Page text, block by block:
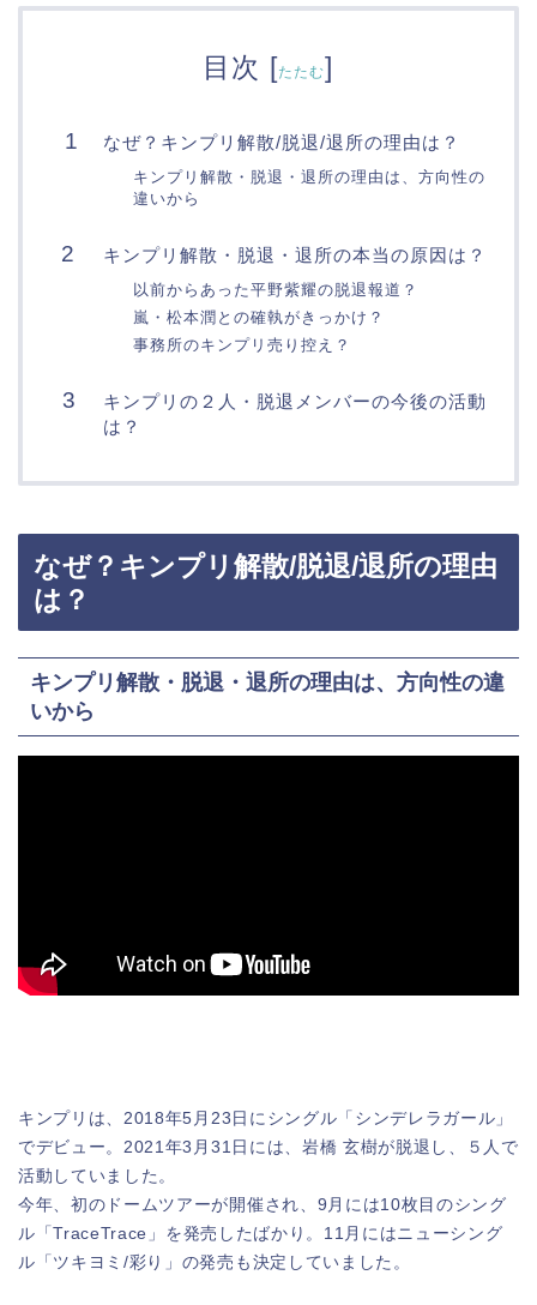
目次 [たたむ]
なぜ？キンプリ解散/脱退/退所の理由は？
キンプリ解散・脱退・退所の理由は、方向性の
違いから
キンプリ解散・脱退・退所の本当の原因は？
以前からあった平野紫耀の脱退報道？
嵐・松本潤との確執がきっかけ？
事務所のキンプリ売り控え？
キンプリの２人・脱退メンバーの今後の活動
は？
なぜ？キンプリ解散/脱退/退所の理由
は？
キンプリ解散・脱退・退所の理由は、方向性の違
いから
キンプリは、2018年5月23日にシングル「シンデレラガール」
でデビュー。2021年3月31日には、岩橋 玄樹が脱退し、５人で
活動していました。
今年、初のドームツアーが開催され、9月には10枚目のシング
ル「TraceTrace」を発売したばかり。11月にはニューシング
ル「ツキヨミ/彩り」の発売も決定していました。